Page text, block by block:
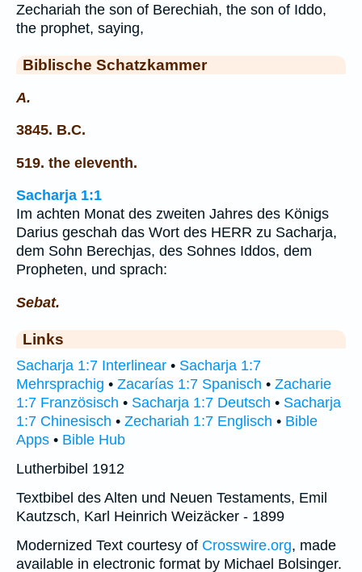
Zechariah the son of Berechiah, the son of Iddo,
the prophet, saying,
Biblische Schatzkammer
A.
3845. B.C.
519. the eleventh.
Sacharja 1:1
Im achten Monat des zweiten Jahres des Königs
Darius geschah das Wort des HERR zu Sacharja,
dem Sohn Berechjas, des Sohnes Iddos, dem
Propheten, und sprach:
Sebat.
Links
Sacharja 1:7 Interlinear • Sacharja 1:7
Mehrsprachig • Zacarías 1:7 Spanisch • Zacharie
1:7 Französisch • Sacharja 1:7 Deutsch • Sacharja
1:7 Chinesisch • Zechariah 1:7 Englisch • Bible
Apps • Bible Hub
Lutherbibel 1912
Textbibel des Alten und Neuen Testaments, Emil
Kautzsch, Karl Heinrich Weizäcker - 1899
Modernized Text courtesy of Crosswire.org, made
available in electronic format by Michael Bolsinger.